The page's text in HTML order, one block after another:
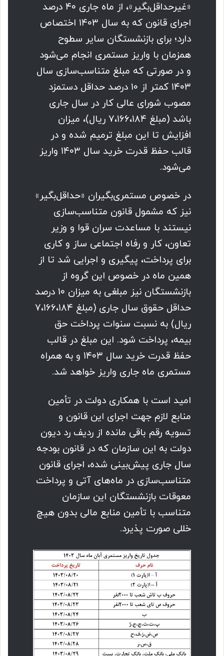
«غیرحداقل‌بگیر»، از ماه جاری ۴۰ درصد
اجرای قانون که به سال ۱۴۰۳ اختصاص
دارد؛ برای بازنشستگان سایر سطوح
همزمان با واریز مستمری انجام می‌شود
و در صورتی که مبلغ متناسب‌سازی سال
۱۴۰۳ کمتر از ۱۰ درصد حداقل دستمزد
مصوب شورای عالی کار در سال جاری
باشد (مبلغ ۷،۱۶۶،۱۸۴ ریال)، میزان
افزایش تا این مبلغ ترمیم شده و در
قالب حفظ قدرت خرید سال ۱۴۰۳ واریز
می‌شود.
در خصوص مستمری‌بگیران «حداقل‌بگیر»
نیز که مشمول قانون متناسب‌سازی
نیستند با مساعدت سران قوا و وزیر
تعاون، کار و رفاه اجتماعی ساز و کاری
برای پرداخت، پیگیری و اجرایی شد تا از
همین ماه در خصوص این گروه از
بازنشستگان نیز مبلغی به میزان ۱۰ درصد
حداقل حقوق سال جاری (مبلغ ۷،۱۶۶،۱۸۴
ریال) به نسبت سنوات پرداخت حق
بیمه، پرداخت شود. این مبلغ در قالب
حفظ قدرت خرید سال ۱۴۰۳ و به همراه
مستمری ماه جاری واریز خواهد شد.
امید است با همکاری دولت در تأمین
منابع لازم جهت اجرای این قانون و
تسویه رقم باقی مانده از ردیف رد دیون
دولت به این سازمان که در قانون بودجه
سال جاری پیش‌بینی شده، اجرای قانون
متناسب‌سازی در ماه‌های آتی و پرداخت
معوقات بازنشستگان این سازمان
متناسب با تأمین منابع مالی بدون هیچ
خللی صورت پذیرد.